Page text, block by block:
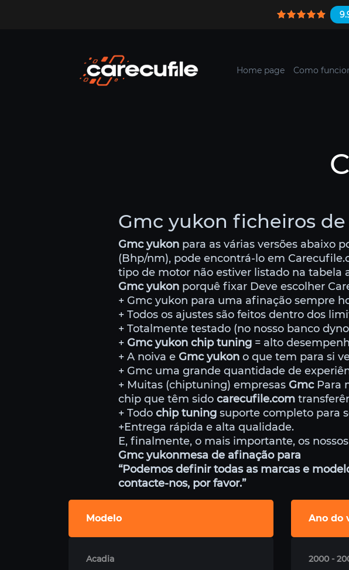
Home page Como
Gmc yukon ficheiros
Gmc yukon para as várias versões abaixo
(Bhp/nm), pode encontrá-lo em
tipo de motor não estiver listado na tabela
Gmc yukon porquê fixar Deve escolher
+ Gmc yukon para uma afinação sempre
+ Todos os ajustes são feitos dentro dos
+ Totalmente testado (no nosso banco
+ Gmc yukon chip tuning = alto
+ A noiva e Gmc yukon o que tem para si
+ Gmc uma grande quantidade de
+ Muitas (chiptuning) empresas GmcPara
chip que têm sido carecufile.com
+ Todo chip tuning suporte completo para
+Entrega rápida e alta qualidade.
E, finalmente, o mais importante, os
Gmc yukonmesa de afinação para
“Podemos definir todas as marcas e
contacte-nos, por favor.”
Modelo
Acadia
Ano do
2000 -